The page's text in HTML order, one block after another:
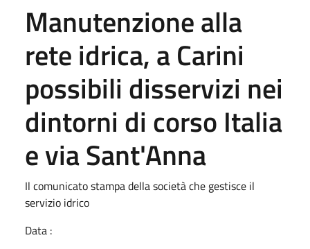
Manutenzione alla
rete idrica, a Carini
possibili disservizi nei
dintorni di corso Italia
e via Sant'Anna
Il comunicato stampa della società che gestisce il
servizio idrico
Data :